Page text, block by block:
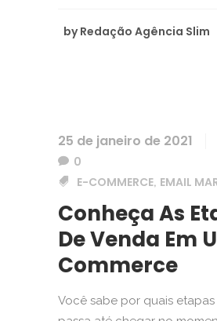
by Redação Agência Slim
25 de janeiro de 2021
0
E-COMMERCE, EMAIL
Conheça As
De Venda Em
Commerce
Você sabe por quais